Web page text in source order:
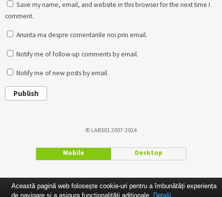
Save my name, email, and website in this browser for the next time I
comment.
Anunta-ma despre comentariile noi prin email.
Notify me of follow-up comments by email.
Notify me of new posts by email.
Publish
© LAB501 2007-2024
Mobile Desktop
Această pagină web folosește cookie-uri pentru a îmbunătăți experiența
de navigare și a asigura funcționalițăți adiționale.
Detalii